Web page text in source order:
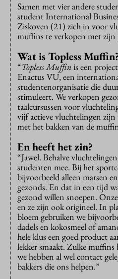
Samen met vier andere
student International
Ziskoven (21) zich in voor
muffins te verkopen met zijn
Wat is Topless
“Topless Muffinis een
Enactus VU, een
studentenorganisatie die
stimuleert. We verkopen
taalcursussen voor
vijf actieve vluchtelingen
met het bakken van de
En heeft het zin?
“Jawel. Behalve
studenten mee. Bij het
bijvoorbeeld alleen marsen
gezonds. En dat in een tijd
gezond willen snoepen.
en ze zijn ook origineel. In
bloem gebruiken we
dadels en kokosmeel of
hele klus een goed product
lekker smaakt. Zulke
we hebben al wel contact
bakkers die ons helpen.”